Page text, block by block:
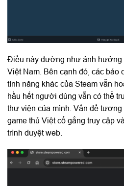
Điều này dường như ảnh
Việt Nam. Bên cạnh đó, các báo
tính năng khác của Steam vẫn
hầu hết người dùng vẫn có thể
thư viện của mình. Vấn đề
game thủ Việt cố gắng truy cập
trình duyệt web.